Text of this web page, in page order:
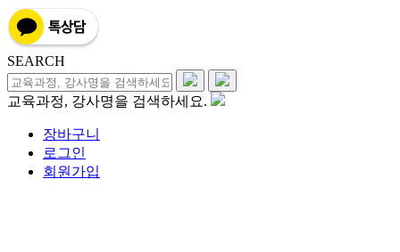
SEARCH
교육과정, 강사명을 검색하세요.
장바구니
로그인
회원가입